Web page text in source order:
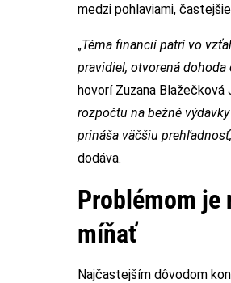
medzi pohlaviami,
„Téma financií patrí vo
pravidiel, otvorená
hovorí Zuzana Blažečková
rozpočtu na bežné
prináša väčšiu
dodáva.
Problémom je
míňať
Najčastejším dôvodom